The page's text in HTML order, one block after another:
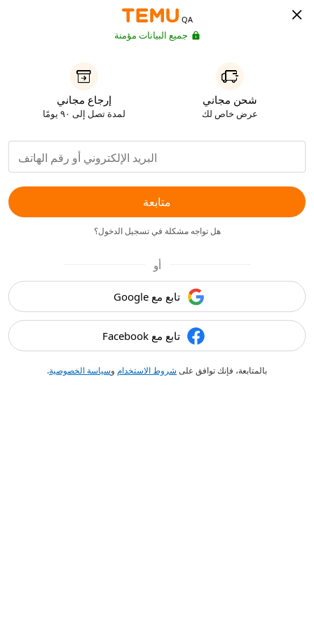
QA
جميع البيانات مؤمنة
شحن مجاني
عرض خاص لك
إرجاع مجاني
لمدة تصل إلى ٩٠ يومًا
متابعة
هل تواجه مشكلة في تسجيل الدخول؟
أو
تابع مع Google
تابع مع Facebook
بالمتابعة، فإنك توافق على شروط الاستخدام وسياسة الخصوصية.